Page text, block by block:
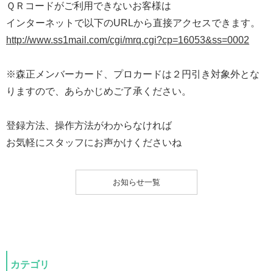
ＱＲコードがご利用できないお客様は
インターネットで以下のURLから直接アクセスできます。
http://www.ss1mail.com/cgi/mrq.cgi?cp=16053&ss=0002
※森正メンバーカード、プロカードは２円引き対象外とな
りますので、あらかじめご了承ください。
登録方法、操作方法がわからなければ
お気軽にスタッフにお声かけくださいね
お知らせ一覧
カテゴリ